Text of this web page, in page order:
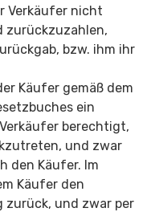
Verkäufer nicht
zurückzuzahlen,
bzw. ihm ihr
Käufer gemäß dem
ein
berechtigt,
und zwar
den Käufer. Im
Käufer den
zurück, und zwar per